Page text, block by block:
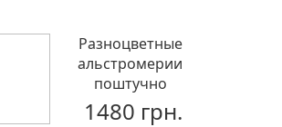
Разноцветные
альстромерии
поштучно
1480 грн.